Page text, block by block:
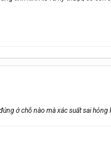
ở chỗ nào mà xác suất sai hỏng